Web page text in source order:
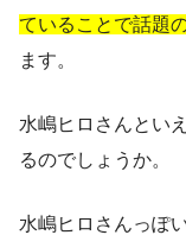
ていることで話題
ます。
水嶋ヒロさんとい
るのでしょうか。
水嶋ヒロさんっぽ